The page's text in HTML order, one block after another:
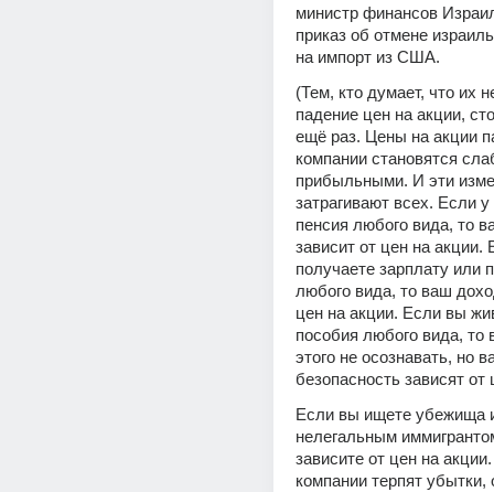
министр финансов
приказ об отмене
на импорт из США.
(Тем, кто думает, что их
падение цен на акции,
ещё раз. Цены на акции
компании становятся
прибыльными. И эти
затрагивают всех. Если у
пенсия любого вида, то
зависит от цен на акции.
получаете зарплату или
любого вида, то ваш
цен на акции. Если вы
пособия любого вида, то
этого не осознавать, но
безопасность зависят от
Если вы ищете убежища
нелегальным
зависите от цен на
компании терпят убытки,